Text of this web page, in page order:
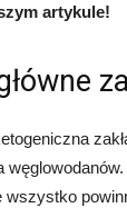
artykule!